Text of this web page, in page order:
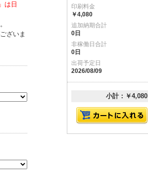
は日
ざいま
印刷料金
￥4,080
追加納期合計
0日
非稼働日合計
0日
出荷予定日
2026/08/09
小計：￥4,080